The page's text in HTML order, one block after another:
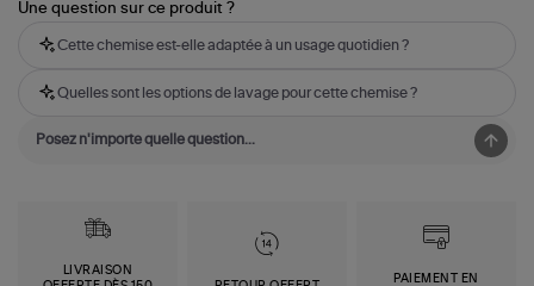
Une question sur ce produit ?
Cette chemise est-elle adaptée à un usage quotidien ?
Quelles sont les options de lavage pour cette chemise ?
LIVRAISON
PAIEMENT EN